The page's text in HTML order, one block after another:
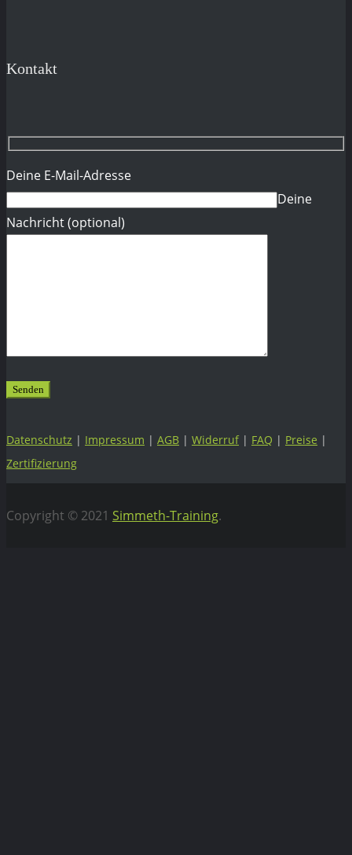
Kontakt
Deine E-Mail-Adresse
Deine
Nachricht (optional)
Datenschutz | Impressum | AGB | Widerruf| FAQ | Preise |
Zertifizierung
Copyright © 2021 Simmeth-Training.